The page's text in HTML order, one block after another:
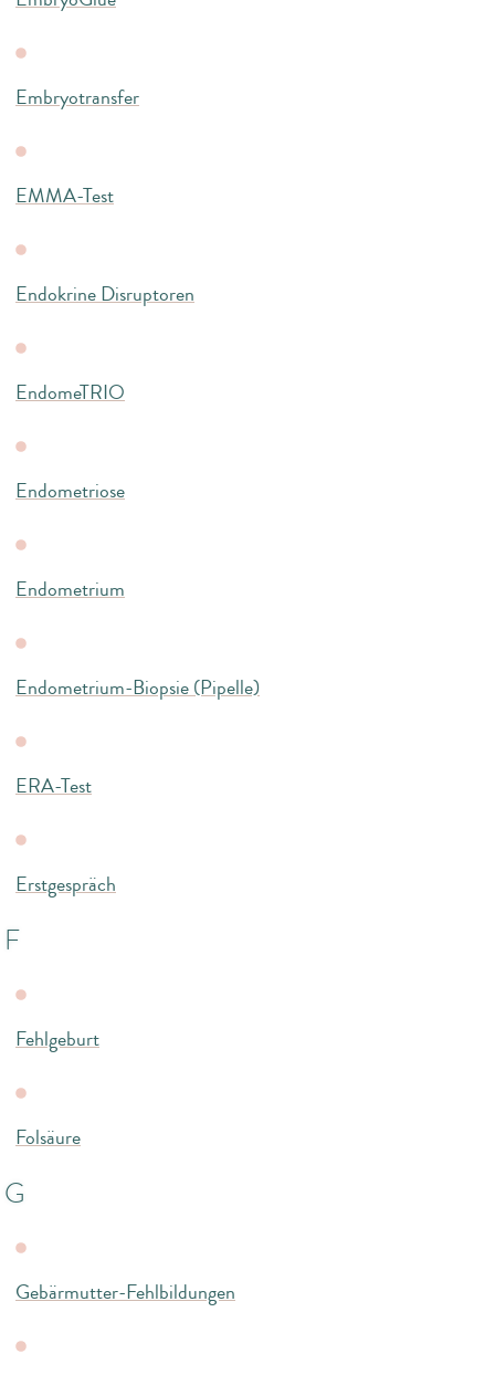
Embryotransfer
EMMA-Test
Endokrine Disruptoren
EndomeTRIO
Endometriose
Endometrium
Endometrium-Biopsie (Pipelle)
ERA-Test
Erstgespräch
F
Fehlgeburt
Folsäure
G
Gebärmutter-Fehlbildungen